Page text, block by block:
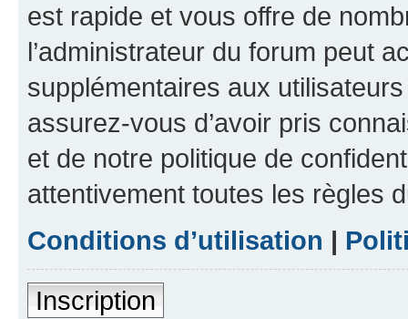
est rapide et vous offre de
l’administrateur du forum peut
supplémentaires aux
assurez-vous d’avoir pris
et de notre politique de
attentivement toutes les règles
Conditions d’utilisation |
Inscription